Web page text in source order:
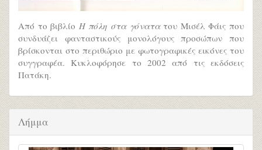
Από το βιβλίο Η πόλη στα γόνατατου Μισέλ Φάις που
συνδυάζει φανταστικούς μονολόγους προσώπων που
βρίσκονται στο περιθώριο με φωτογραφικές εικόνες του
συγγραφέα. Κυκλοφόρησε το 2002 από τις εκδόσεις
Πατάκη.
Λήμμα